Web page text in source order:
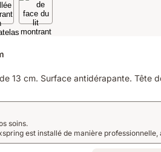
13 cm. Surface antidérapante.
soins.
est installé de manière